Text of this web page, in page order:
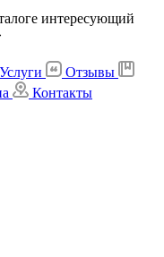
интересующий
Услуги
Отзывы
Контакты